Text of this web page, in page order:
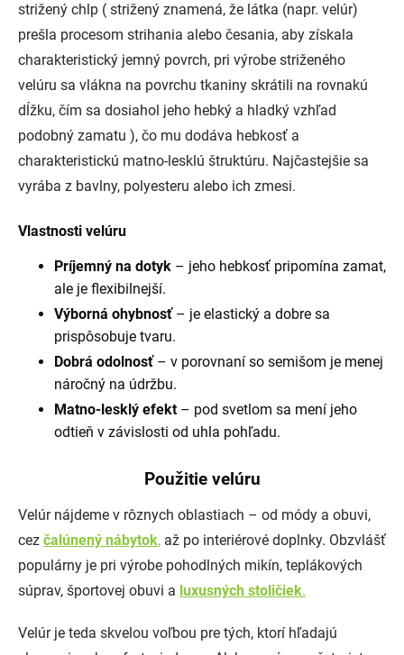
strižený chlp ( strižený znamená, že látka (napr. velúr)
prešla procesom strihania alebo česania, aby získala
charakteristický jemný povrch, pri výrobe striženého
velúru sa vlákna na povrchu tkaniny skrátili na rovnakú
dĺžku, čím sa dosiahol jeho hebký a hladký vzhľad
podobný zamatu ), čo mu dodáva hebkosť a
charakteristickú matno-lesklú štruktúru. Najčastejšie sa
vyrába z bavlny, polyesteru alebo ich zmesi.
Vlastnosti velúru
Príjemný na dotyk – jeho hebkosť pripomína zamat,
ale je flexibilnejší.
Výborná ohybnosť– je elastický a dobre sa
prispôsobuje tvaru.
Dobrá odolnosť– v porovnaní so semišom je menej
náročný na údržbu.
Matno-lesklý efekt– pod svetlom sa mení jeho
odtieň v závislosti od uhla pohľadu.
Použitie velúru
Velúr nájdeme v rôznych oblastiach – od módy a obuvi,
cez čalúnený nábytok, až po interiérové doplnky. Obzvlášť
populárny je pri výrobe pohodlných mikín, teplákových
súprav, športovej obuvi a luxusných stoličiek.
Velúr je teda skvelou voľbou pre tých, ktorí hľadajú